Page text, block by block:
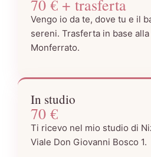
70 € + trasferta
Vengo io da te, dove tu e il
sereni. Trasferta in base
Monferrato.
In studio
70 €
Ti ricevo nel mio studio di
Viale Don Giovanni Bosco 1.